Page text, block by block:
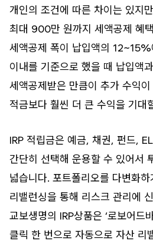
개인의 조건에 따른 차이는 있지
최대 900만 원까지 세액공제 혜
세액공제 폭이 납입액의
이내를 기준으로 했을 때 납입액
세액공제받은 만큼이 추가 수익
적금보다 훨씬 더 큰 수익을 기대
IRP 적립금은 예금, 채권, 펀드,
간단히 선택해 운용할 수 있어서
넓습니다. 포트폴리오를 다변화하
리밸런싱을 통해 리스크 관리에
교보생명의 IRP상품은 ‘로보어드
클릭 한 번으로 자동으로 자산 리